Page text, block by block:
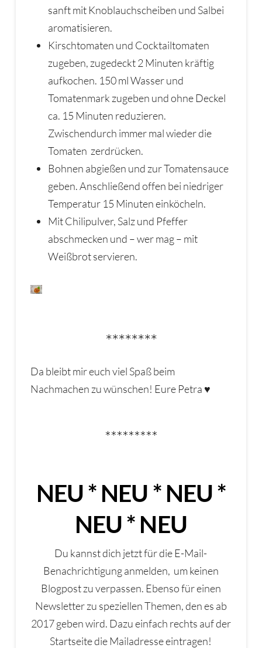
sanft mit Knoblauchscheiben und Salbei
aromatisieren.
Kirschtomaten und Cocktailtomaten
zugeben, zugedeckt 2 Minuten kräftig
aufkochen. 150 ml Wasser und
Tomatenmark zugeben und ohne Deckel
ca. 15 Minuten reduzieren.
Zwischendurch immer mal wieder die
Tomaten zerdrücken.
Bohnen abgießen und zur Tomatensauce
geben. Anschließend offen bei niedriger
Temperatur 15 Minuten einköcheln.
Mit Chilipulver, Salz und Pfeffer
abschmecken und – wer mag – mit
Weißbrot servieren.
********
Da bleibt mir euch viel Spaß beim
Nachmachen zu wünschen! Eure Petra ♥
*********
NEU * NEU * NEU *
NEU * NEU
Du kannst dich jetzt für die E-Mail-
Benachrichtigung anmelden, um keinen
Blogpost zu verpassen. Ebenso für einen
Newsletter zu speziellen Themen, den es ab
2017 geben wird. Dazu einfach rechts auf der
Startseite die Mailadresse eintragen!